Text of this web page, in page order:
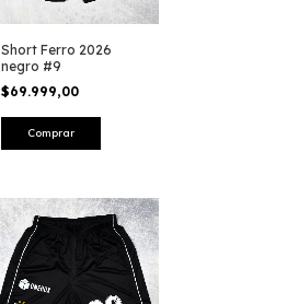
Short Ferro 2026
negro #9
$69.999,00
Comprar